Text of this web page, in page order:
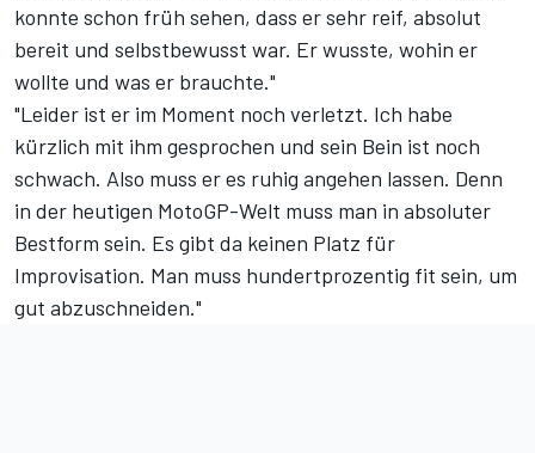
konnte schon früh sehen, dass er sehr reif, absolut
bereit und selbstbewusst war. Er wusste, wohin er
wollte und was er brauchte."
"Leider ist er im Moment noch verletzt. Ich habe
kürzlich mit ihm gesprochen und sein Bein ist noch
schwach. Also muss er es ruhig angehen lassen. Denn
in der heutigen MotoGP-Welt muss man in absoluter
Bestform sein. Es gibt da keinen Platz für
Improvisation. Man muss hundertprozentig fit sein, um
gut abzuschneiden."